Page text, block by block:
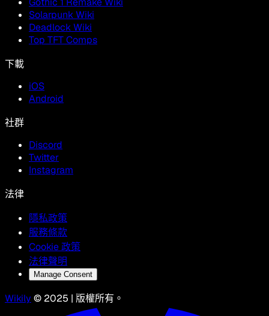
Solarpunk Wiki
Deadlock Wiki
Top TFT Comps
下載
iOS
Android
社群
Discord
Twitter
Instagram
法律
隱私政策
服務條款
Cookie 政策
法律聲明
Manage Consent
Wikily © 2025 | 版權所有。